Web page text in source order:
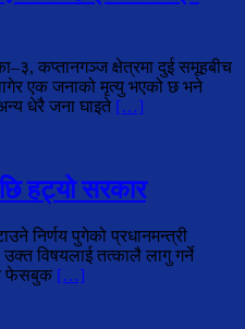
कप्तानगञ्ज क्षेत्रमा दुई समूहबीच
एक जनाको मृत्यु भएको छ भने
धेरै जना घाइते […]
हट्यो सरकार
निर्णय पुगेको प्रधानमन्त्री
विषयलाई तत्कालै लागु गर्ने
फेसबुक […]